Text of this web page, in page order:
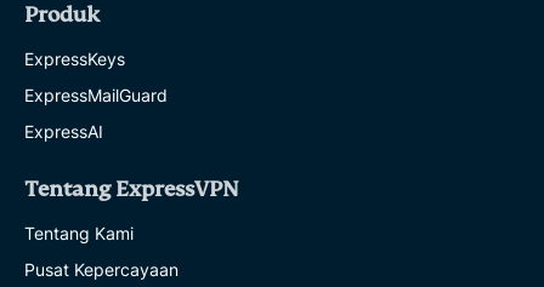
Produk
ExpressKeys
ExpressMailGuard
ExpressAI
Tentang ExpressVPN
Tentang Kami
Pusat Kepercayaan